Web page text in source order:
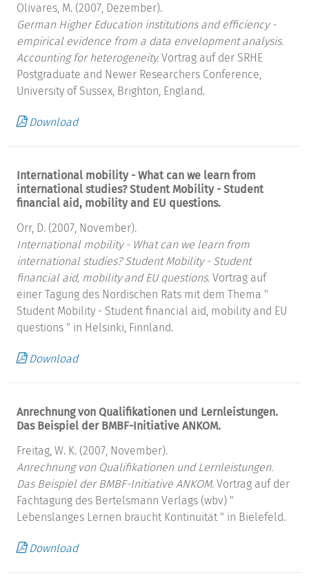
Olivares, M. (2007, Dezember).
German Higher Education institutions and efficiency -
empirical evidence from a data envelopment analysis.
Accounting for heterogeneity. Vortrag auf der SRHE
Postgraduate and Newer Researchers Conference,
University of Sussex, Brighton, England.
Download
International mobility - What can we learn from
international studies? Student Mobility - Student
financial aid, mobility and EU questions.
Orr, D. (2007, November).
International mobility - What can we learn from
international studies? Student Mobility - Student
financial aid, mobility and EU questions. Vortrag auf
einer Tagung des Nordischen Rats mit dem Thema "
Student Mobility - Student financial aid, mobility and EU
questions " in Helsinki, Finnland.
Download
Anrechnung von Qualifikationen und Lernleistungen.
Das Beispiel der BMBF-Initiative ANKOM.
Freitag, W. K. (2007, November).
Anrechnung von Qualifikationen und Lernleistungen.
Das Beispiel der BMBF-Initiative ANKOM. Vortrag auf der
Fachtagung des Bertelsmann Verlags (wbv) "
Lebenslanges Lernen braucht Kontinuität " in Bielefeld.
Download